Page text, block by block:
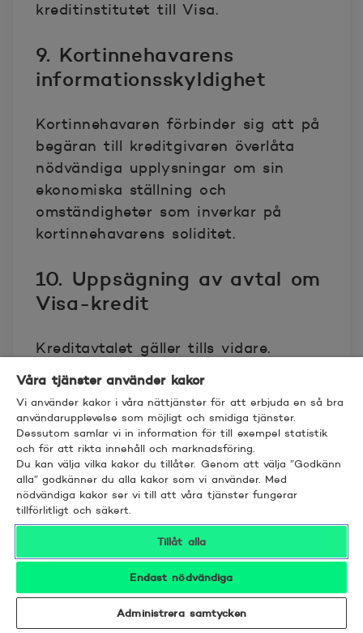
kreditinstitutet till Visa.
9. Kortinnehavarens
informationsskyldighet
Kortinnehavaren förbinder sig att på
begäran till kreditgivaren överlåta
nödvändiga upplysningar om sin
ekonomiska ställning och
omständigheter som inverkar på
kortinnehavarens soliditet.
10. Uppsägning av avtal om
Visa-kredit
Kreditavtalet gäller tills vidare.
Vilken av de solidariskt ansvariga
kortinnehavarna som helst har rätt
att säga upp avtalet om Visa-kredit
med omedelbar verkan. Efter
uppsägningen har ingen av de till
Visa-krediten anslutna
kortinnehavarna rätt att använda
Visa-kortet och Visa-krediten, och
varje kortinnehavare är skyldig att
återlämna sitt Visa-kort till
kreditgivaren. Kreditgivaren har rätt
Våra tjänster använder kakor
Vi använder kakor i våra nättjänster för att erbjuda en så bra
användarupplevelse som möjligt och smidiga tjänster.
Dessutom samlar vi in information för till exempel statistik
och för att rikta innehåll och marknadsföring.
Du kan välja vilka kakor du tillåter. Genom att välja ”Godkänn
alla” godkänner du alla kakor som vi använder. Med
nödvändiga kakor ser vi till att våra tjänster fungerar
tillförlitligt och säkert.
Tillåt alla
Endast nödvändiga
Administrera samtycken